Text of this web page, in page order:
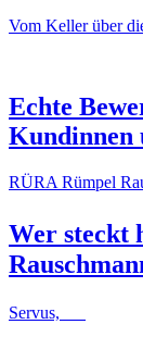
Vom Keller über
NACHHER
Echte
Kundinnen
RÜRA Rümpel
Wer steckt
Servus,